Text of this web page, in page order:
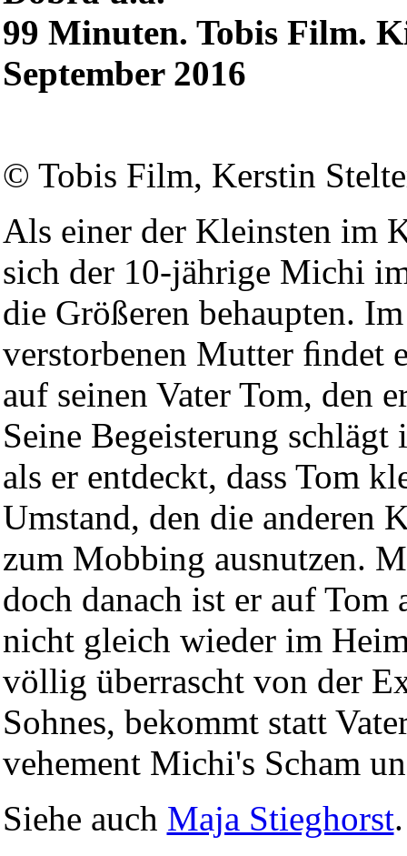
99 Minuten. Tobis Film.
September 2016
© Tobis Film, Kerstin
Als einer der Kleinsten im
sich der 10-jährige Michi
die Größeren behaupten.
verstorbenen Mutter ﬁndet
auf seinen Vater Tom, den
Seine Begeisterung
als er entdeckt, dass Tom
Umstand, den die anderen
zum Mobbing ausnutzen.
doch danach ist er auf Tom
nicht gleich wieder im
völlig überrascht von der
Sohnes, bekommt statt
vehement Michi's Scham
Siehe auch Maja Stieghorst.